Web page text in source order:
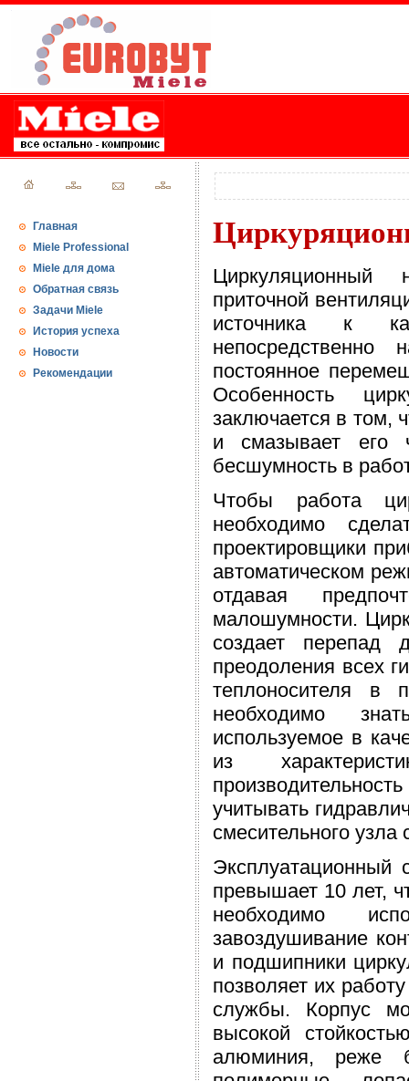
Главная
Miele Professional
Miele для дома
Обратная связь
Задачи Miele
История успеха
Новости
Рекомендации
Циркуляционный
приточной
источника к
непосредственно
постоянное
Особенность
заключается в том,
и смазывает его
бесшумность в
Чтобы работа
необходимо
проектировщики
автоматическом
отдавая
малошумности.
создает перепад
преодоления всех
теплоносителя в
необходимо
используемое в
из
учитывать
смесительного узла
Эксплуатационный
превышает 10 лет,
необходимо
завоздушивание
и подшипники
позволяет их
службы. Корпус
высокой
алюминия, реже